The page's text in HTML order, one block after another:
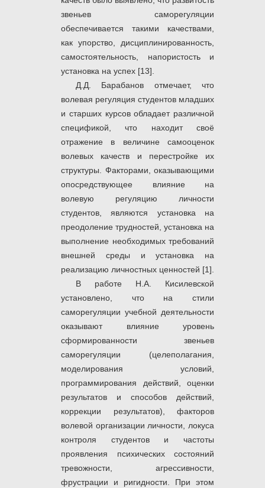
звеньев саморегуляции
обеспечивается такими качествами,
как упорство, дисциплинированность,
самостоятельность, напористость и
установка на успех [13].
Д.Д. Барабанов отмечает, что
волевая регуляция студентов младших
и старших курсов обладает различной
спецификой, что находит своё
отражение в величине самооценок
волевых качеств и перестройке их
структуры. Факторами, оказывающими
опосредствующее влияние на
волевую регуляцию личности
студентов, являются установка на
преодоление трудностей, установка на
выполнение необходимых требований
внешней среды и установка на
реализацию личностных ценностей [1].
В работе Н.А. Кисилевской
установлено, что на стили
саморегуляции учебной деятельности
оказывают влияние уровень
сформированности звеньев
саморегуляции (целеполагания,
моделирования условий,
программирования действий, оценки
результатов и способов действий,
коррекции результатов), факторов
волевой организации личности, локуса
контроля студентов и частоты
проявления психических состояний
тревожности, агрессивности,
фрустрации и ригидности. При этом